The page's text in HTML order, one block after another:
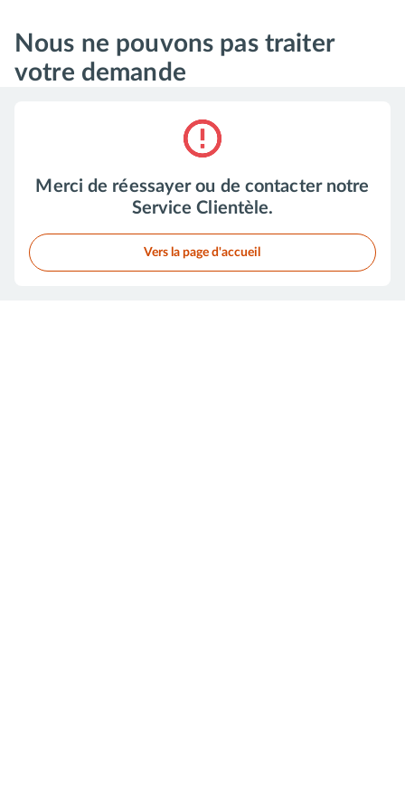
Nous ne pouvons pas traiter
votre demande
normal-error-outline
Merci de réessayer ou de contacter notre
Service Clientèle.
Vers la page d'accueil